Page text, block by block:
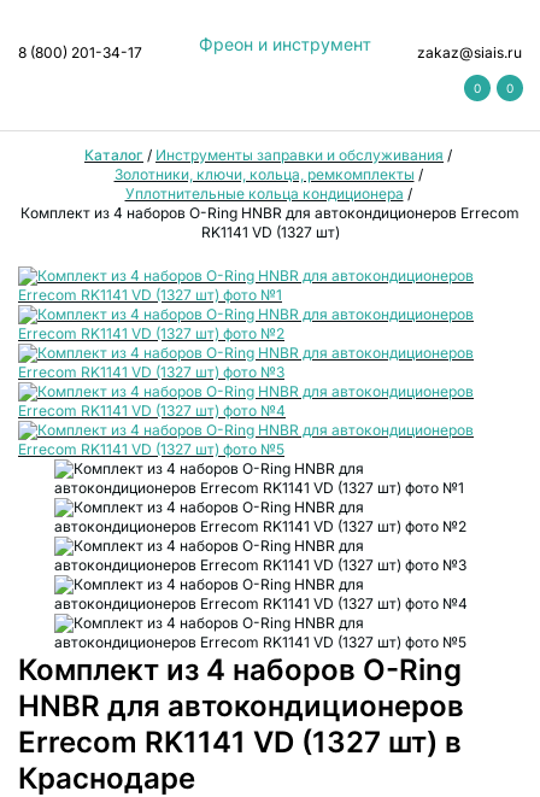
Фреон и инструмент
8 (800) 201-34-17 zakaz@siais.ru
0 0
Каталог / Инструменты заправки и обслуживания /
Золотники, ключи, кольца, ремкомплекты /
Уплотнительные кольца кондиционера /
Комплект из 4 наборов O-Ring HNBR для автокондиционеров Errecom
RK1141 VD (1327 шт)
Комплект из 4 наборов O-Ring
HNBR для автокондиционеров
Errecom RK1141 VD (1327 шт) в
Краснодаре